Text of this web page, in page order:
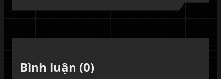
Bình luận (0)